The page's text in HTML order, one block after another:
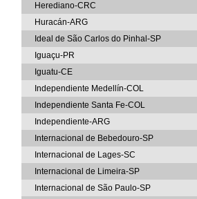
Herediano-CRC
Huracán-ARG
Ideal de São Carlos do Pinhal-SP
Iguaçu-PR
Iguatu-CE
Independiente Medellín-COL
Independiente Santa Fe-COL
Independiente-ARG
Internacional de Bebedouro-SP
Internacional de Lages-SC
Internacional de Limeira-SP
Internacional de São Paulo-SP